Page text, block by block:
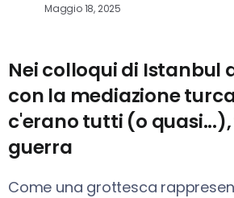
Maggio 18, 2025
Nei colloqui di Istanbul
con la mediazione
c'erano tutti (o
guerra
Come una grottesca